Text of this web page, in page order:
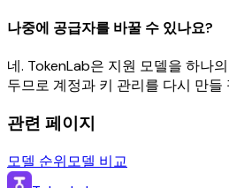
나중에 공급자를 바꿀 수 있나요?
네. TokenLab은 지원 모델을 하나
두므로 계정과 키 관리를 다시 만들
관련 페이지
모델 순위모델 비교